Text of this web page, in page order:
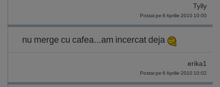
Tylly
Postat pe 6 Aprilie 2010 10:00
nu merge cu cafea...am incercat deja
erika1
Postat pe 6 Aprilie 2010 10:02